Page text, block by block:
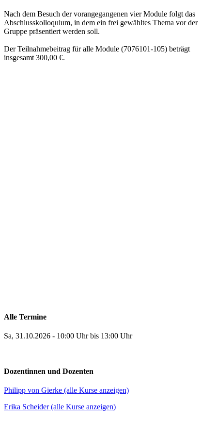
Nach dem Besuch der vorangegangenen vier Module folgt das
Abschlusskolloquium, in dem ein frei gewähltes Thema vor der
Gruppe präsentiert werden soll.
Der Teilnahmebeitrag für alle Module (7076101-105) beträgt
insgesamt 300,00 €.
Alle Termine
Sa, 31.10.2026 - 10:00 Uhr bis 13:00 Uhr
Dozentinnen und Dozenten
Philipp von Gierke (alle Kurse anzeigen)
Erika Scheider (alle Kurse anzeigen)